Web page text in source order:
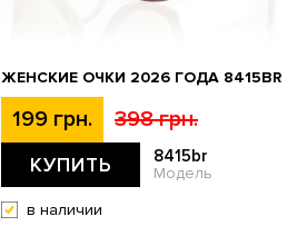
ЖЕНСКИЕ ОЧКИ 2026 ГОДА 8415BR
199 грн. 398 грн.
КУПИТЬ 8415br
Модель
в наличии